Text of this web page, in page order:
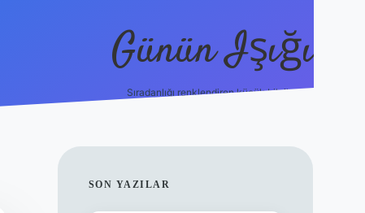
Günün Işığı
Sıradanlığı renklendiren küçük bilgiler.
SIDEBAR
SON YAZILAR
grand opera bet